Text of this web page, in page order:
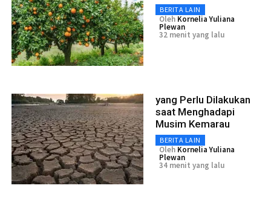
BERITA LAIN
Oleh Kornelia Yuliana
Plewan
32 menit yang lalu
yang Perlu Dilakukan
saat Menghadapi
Musim Kemarau
BERITA LAIN
Oleh Kornelia Yuliana
Plewan
34 menit yang lalu